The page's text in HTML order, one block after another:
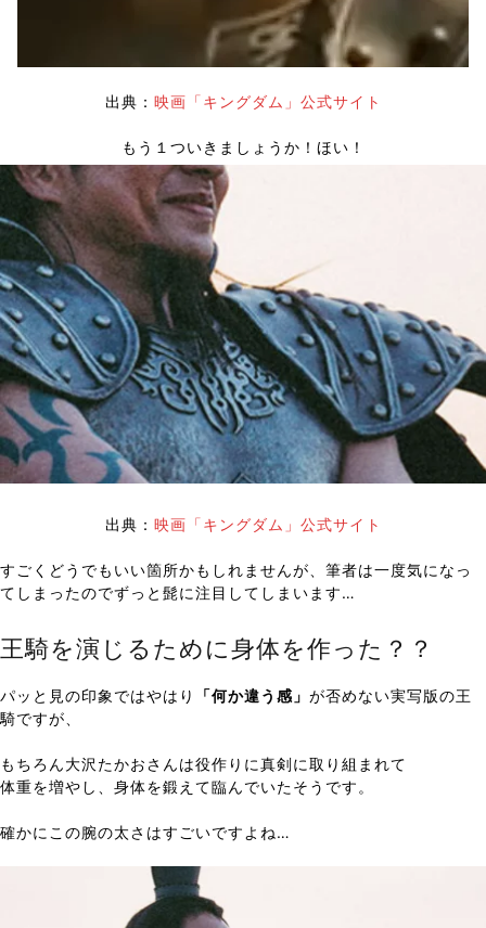
出典： 映画「キングダム」公式サイト
もう１ついきましょうか！ほい！
出典： 映画「キングダム」公式サイト
すごくどうでもいい箇所かもしれませんが、筆者は一度気になっ
てしまったのでずっと髭に注目してしまいます…
王騎を演じるために身体を作った？？
パッと見の印象ではやはり 「何か違う感」 が否めない実写版の王
騎ですが、
もちろん大沢たかおさんは役作りに真剣に取り組まれて
体重を増やし、身体を鍛えて臨んでいたそうです。
確かにこの腕の太さはすごいですよね…